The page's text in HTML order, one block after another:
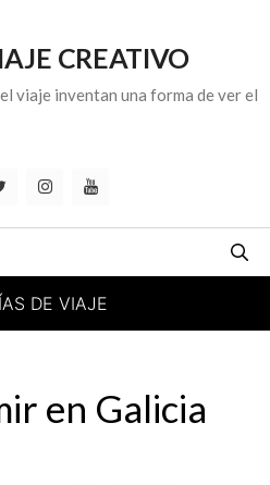
CREATIVO
viaje inventan una forma de ver el
DE VIAJE
en Galicia